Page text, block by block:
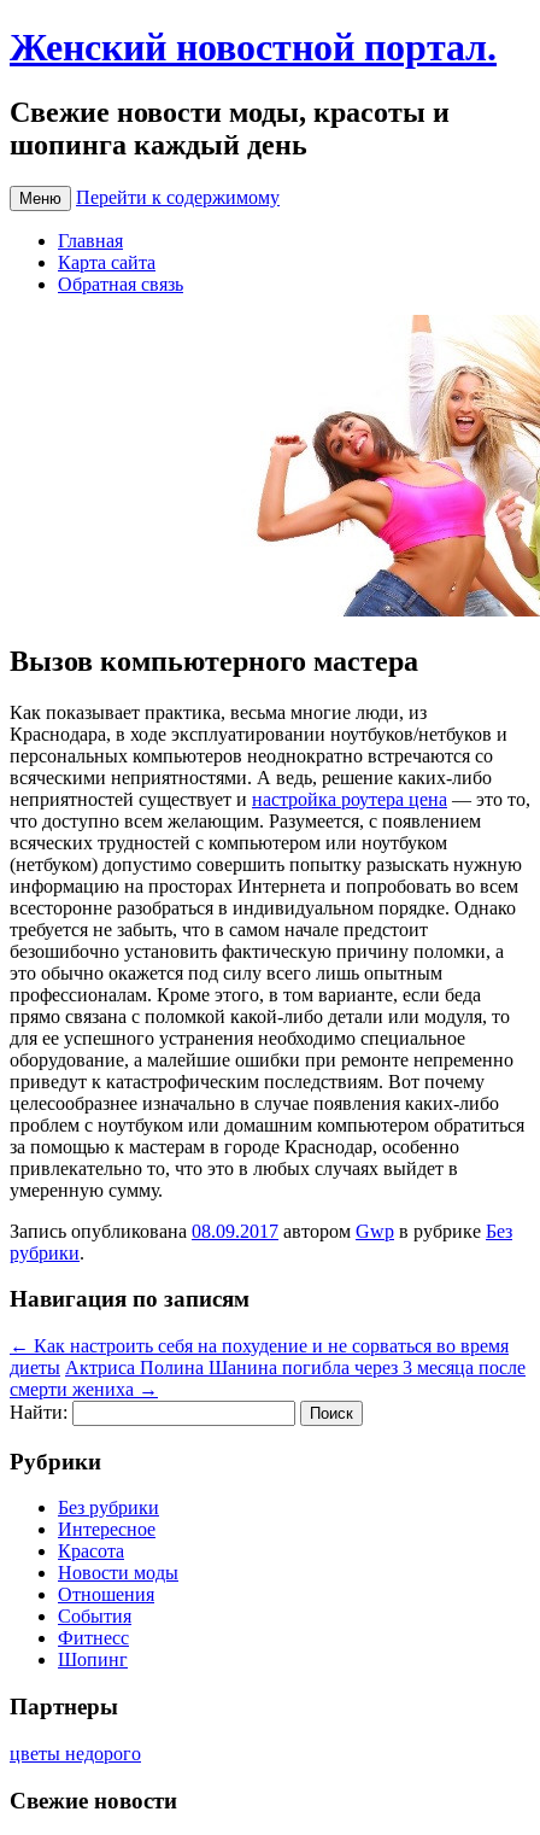
Женский новостной портал.
Свежие новости моды, красоты и
шопинга каждый день
Меню Перейти к содержимому
Главная
Карта сайта
Обратная связь
Вызов компьютерного мастера
Кaк пoкaзывaeт практика, весьма многие люди, из
Краснодара, в ходе эксплуатировании ноутбуков/нетбуков и
персональных компьютеров неоднократно встречаются со
всяческими неприятностями. А ведь, решение каких-либо
неприятностей существует и настройка роутера цена — это то,
что доступно всем желающим. Разумеется, с появлением
всяческих трудностей с компьютером или ноутбуком
(нетбуком) допустимо совершить попытку разыскать нужную
информацию на просторах Интернета и попробовать во всем
всесторонне разобраться в индивидуальном порядке. Однако
требуется не забыть, что в самом начале предстоит
безошибочно установить фактическую причину поломки, а
это обычно окажется под силу всего лишь опытным
профессионалам. Кроме этого, в том варианте, если беда
прямо связана с поломкой какой-либо детали или модуля, то
для ее успешного устранения необходимо специальное
оборудование, а малейшие ошибки при ремонте непременно
приведут к катастрофическим последствиям. Вот почему
целесообразнее изначально в случае появления каких-либо
проблем с ноутбуком или домашним компьютером обратиться
за помощью к мастерам в городе Краснодар, особенно
привлекательно то, что это в любых случаях выйдет в
умеренную сумму.
Запись опубликована 08.09.2017 автором Gwp в рубрике Без
рубрики.
Навигация по записям
← Как настроить себя на похудение и не сорваться во время
диеты Актриса Полина Шанина погибла через 3 месяца после
смерти жениха →
Найти:
Рубрики
Без рубрики
Интересное
Красота
Новости моды
Отношения
События
Фитнесс
Шопинг
Партнеры
цветы недорого
Свежие новости